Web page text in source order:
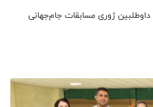
ژوری مسابقات جام‌جهانی